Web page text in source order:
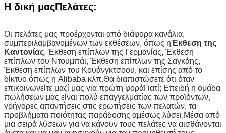
Η δική μαςΠελάτες:
Οι πελάτες μας προέρχονται από διάφορα κανάλια,
συμπεριλαμβανομένων των εκθέσεων, όπως ηΈκθεση της
Καντονίας, Έκθεση επίπλων της Γερμανίας, Έκθεση
επίπλων του Ντουμπάι, Έκθεση επίπλων της Σαγκάης,
Έκθεση επίπλων του Κουάνγκτσοου, και επίσης από το
δίκτυο όπως η Alibaba κλπ.Θα διαπιστώσετε ότι όταν
επικοινωνείτε μαζί μας για πρώτη φοράΓιατί; Επειδή η ομάδα
πωλήσεων μας είναι πολύ επαγγελματίας των προϊόντων,
γρήγορες απαντήσεις στις ερωτήσεις των πελατών, τα
προβλήματα ποιότητας παράδοσης αμέσως λύσει,Μέσα από
μια σειρά λύσεων για να κάνουν τους πελάτες να αισθάνονται